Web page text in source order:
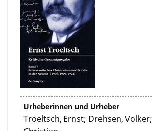
Urheberinnen und Urheber
Troeltsch, Ernst; Drehsen,